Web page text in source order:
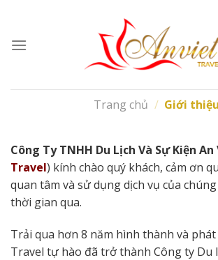
content
Trang chủ / Giới thiệu
Công Ty TNHH Du Lịch Và Sự Kiện An
Travel) kính chào quý khách, cảm ơn
quan tâm và sử dụng dịch vụ của
thời gian qua.
Trải qua hơn 8 năm hình thành và
Travel tự hào đã trở thành Công ty Du